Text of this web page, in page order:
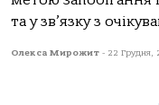
та у зв’язку з
Олекса Мирожит - 22 Грудня,